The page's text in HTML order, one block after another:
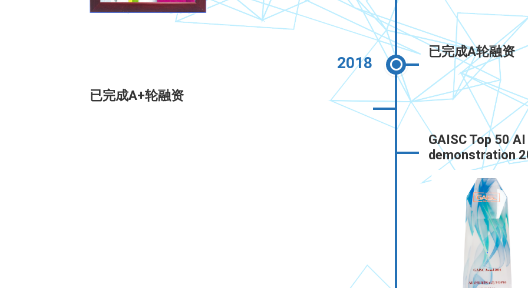
2018
已完成A轮融资
已完成A+轮融资
GAISC Top 50
demonstration